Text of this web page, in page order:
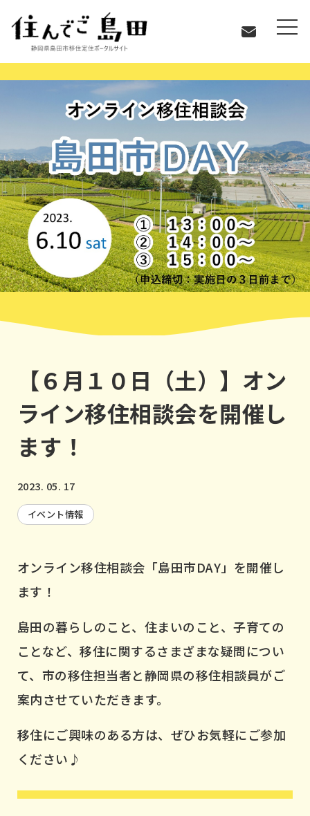
お知らせ 【６月１０日（土）】オンライン移住相談会を開
【６月１０日（土）】オン
ライン移住相談会を開催し
ます！
2023. 05. 17
イベント情報
オンライン移住相談会「島田市DAY」を開催し
ます！
島田の暮らしのこと、住まいのこと、子育ての
ことなど、移住に関するさまざまな疑問につい
て、市の移住担当者と静岡県の移住相談員がご
案内させていただきます。
移住にご興味のある方は、ぜひお気軽にご参加
ください♪